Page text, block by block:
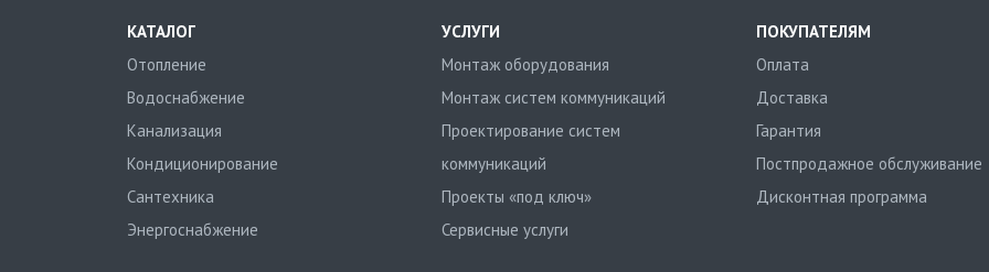
КАТАЛОГ
Отопление
Водоснабжение
Канализация
Кондиционирование
Сантехника
Энергоснабжение
УСЛУГИ
Монтаж оборудования
Монтаж систем коммуникаций
Проектирование систем
коммуникаций
Проекты «под ключ»
Сервисные услуги
ПОКУПАТЕЛЯМ
Оплата
Доставка
Гарантия
Постпродажное обслуживание
Дисконтная программа